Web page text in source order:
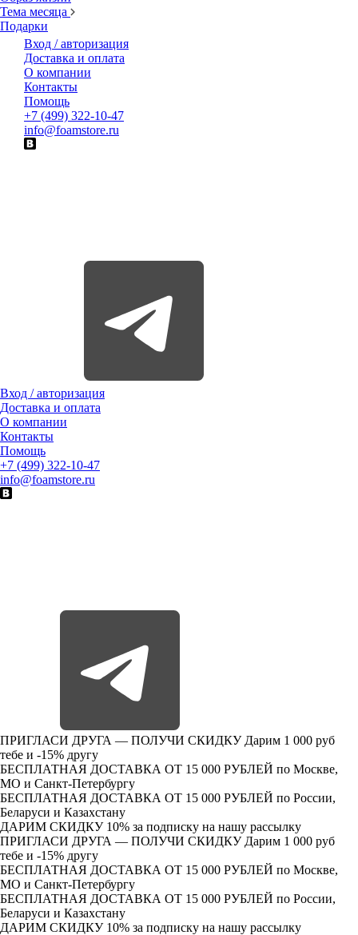
Тема месяца
Подарки
Вход / авторизация
Доставка и оплата
О компании
Контакты
Помощь
+7 (499) 322-10-47
info@foamstore.ru
Вход / авторизация
Доставка и оплата
О компании
Контакты
Помощь
+7 (499) 322-10-47
info@foamstore.ru
ПРИГЛАСИ ДРУГА — ПОЛУЧИ СКИДКУ Дарим 1 000 руб
тебе и -15% другу
БЕСПЛАТНАЯ ДОСТАВКА ОТ 15 000 РУБЛЕЙ по Москве,
МО и Санкт-Петербургу
БЕСПЛАТНАЯ ДОСТАВКА ОТ 15 000 РУБЛЕЙ по России,
Беларуси и Казахстану
ДАРИМ СКИДКУ 10% за подписку на нашу рассылку
ПРИГЛАСИ ДРУГА — ПОЛУЧИ СКИДКУ Дарим 1 000 руб
тебе и -15% другу
БЕСПЛАТНАЯ ДОСТАВКА ОТ 15 000 РУБЛЕЙ по Москве,
МО и Санкт-Петербургу
БЕСПЛАТНАЯ ДОСТАВКА ОТ 15 000 РУБЛЕЙ по России,
Беларуси и Казахстану
ДАРИМ СКИДКУ 10% за подписку на нашу рассылку